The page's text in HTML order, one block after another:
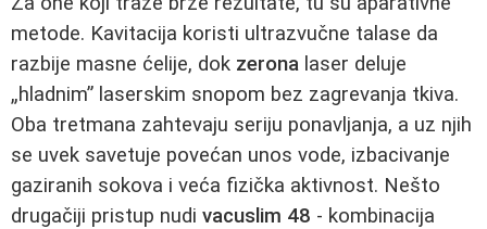
metode. Kavitacija koristi ultrazvučne talase da
razbije masne ćelije, dok zerona laser deluje
„hladnim” laserskim snopom bez zagrevanja tkiva.
Oba tretmana zahtevaju seriju ponavljanja, a uz njih
se uvek savetuje povećan unos vode, izbacivanje
gaziranih sokova i veća fizička aktivnost. Nešto
drugačiji pristup nudi vacuslim 48 - kombinacija